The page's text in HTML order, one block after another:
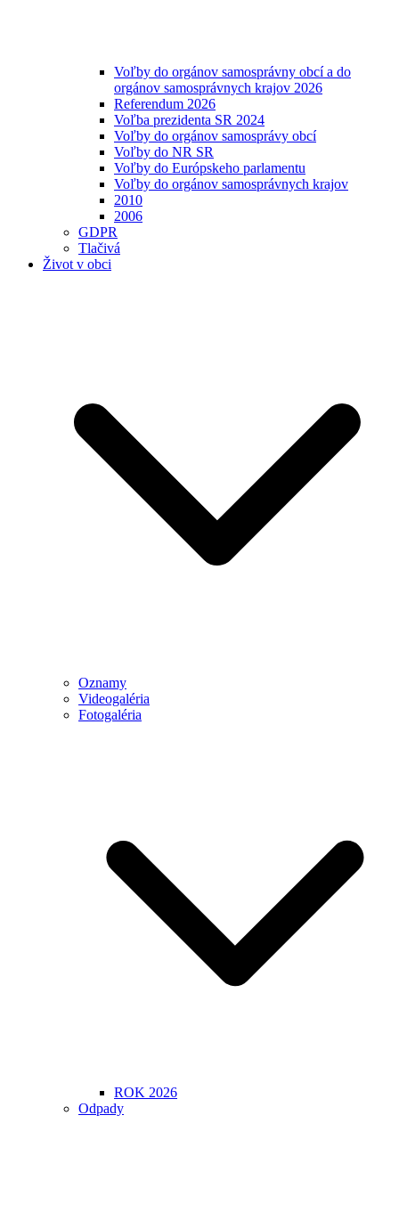
Voľby do orgánov samosprávny obcí a do
orgánov samosprávnych krajov 2026
Referendum 2026
Voľba prezidenta SR 2024
Voľby do orgánov samosprávy obcí
Voľby do NR SR
Voľby do Európskeho parlamentu
Voľby do orgánov samosprávnych krajov
2010
2006
GDPR
Tlačivá
Život v obci
Oznamy
Videogaléria
Fotogaléria
ROK 2026
Odpady